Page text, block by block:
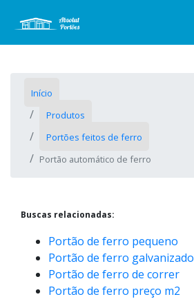
Início
Produtos
Portões feitos de ferro
Portão automático de ferro
Buscas relacionadas:
Portão de ferro pequeno
Portão de ferro galvanizado
Portão de ferro de correr
Portão de ferro preço m2